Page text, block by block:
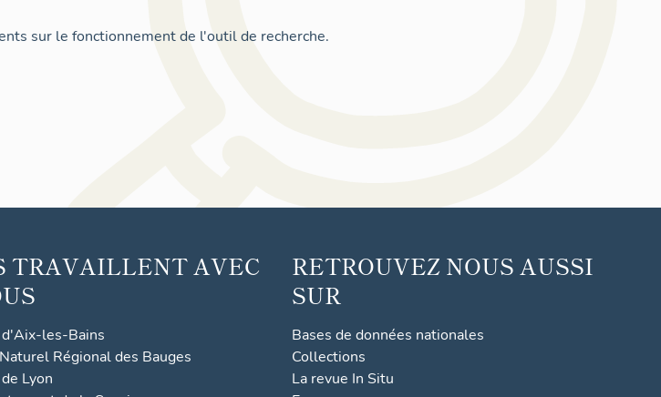
sur le fonctionnement de l'outil de recherche.
TRAVAILLENT AVEC
les-Bains
Régional des Bauges
Lyon
RETROUVEZ NOUS AUSSI
SUR
Bases de données nationales
Collections
La revue In Situ